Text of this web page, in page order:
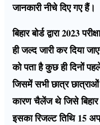
जानकारी नीचे दिए गए हैं।
बिहार बोर्ड द्वारा 2023
ही जल्द जारी कर दिया
को पता है कुछ ही दिनों
जिसमें सभी छात्र
कारण चैलेंज थे जिसे बिहार
इसका रिजल्ट तिथि 15